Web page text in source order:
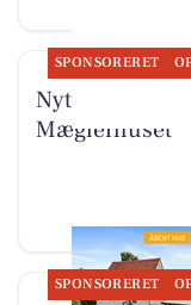
SPONSORERET
Nyt fra
Mæglerhuset
SPONSORERET